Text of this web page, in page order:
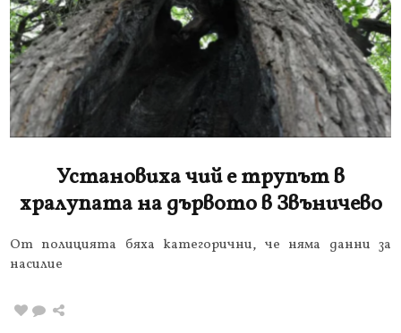
Установиха чий е трупът в
хралупата на дървото в Звъничево
От полицията бяха категорични, че няма данни за
насилие